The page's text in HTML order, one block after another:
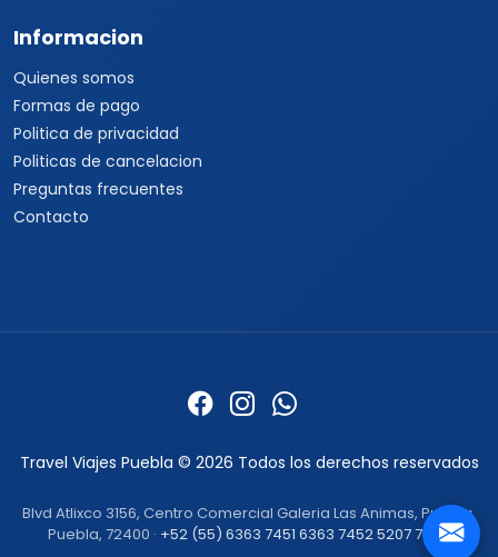
Informacion
Quienes somos
Formas de pago
Politica de privacidad
Politicas de cancelacion
Preguntas frecuentes
Contacto
Travel Viajes Puebla © 2026 Todos los derechos reservados
Blvd Atlixco 3156, Centro Comercial Galeria Las Animas, Puebla,
Puebla, 72400 · +52 (55) 6363 7451 6363 74525207 7492